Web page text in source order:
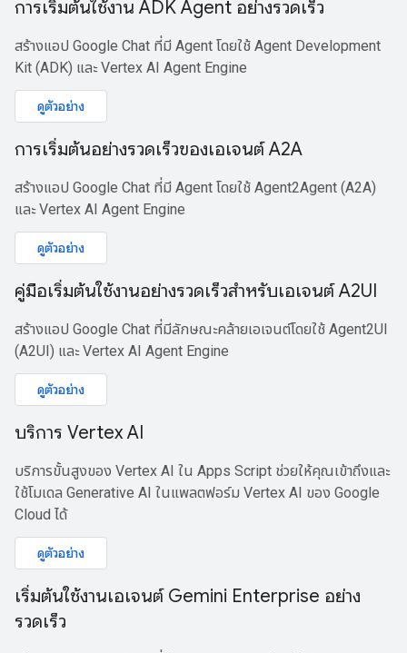
การเริ่มต้นใช้งาน ADK Agent อย่างรวดเร็ว
สร้างแอป Google Chat ที่มี Agent โดยใช้ Agent Development
Kit (ADK) และ Vertex AI Agent Engine
ดูตัวอย่าง
การเริ่มต้นอย่างรวดเร็วของเอเจนต์ A2A
สร้างแอป Google Chat ที่มี Agent โดยใช้ Agent2Agent (A2A)
และ Vertex AI Agent Engine
ดูตัวอย่าง
คู่มือเริ่มต้นใช้งานอย่างรวดเร็วสำหรับเอเจนต์ A2UI
สร้างแอป Google Chat ที่มีลักษณะคล้ายเอเจนต์โดยใช้ Agent2UI
(A2UI) และ Vertex AI Agent Engine
ดูตัวอย่าง
บริการ Vertex AI
บริการขั้นสูงของ Vertex AI ใน Apps Script ช่วยให้คุณเข้าถึงและ
ใช้โมเดล Generative AI ในแพลตฟอร์ม Vertex AI ของ Google
Cloud ได้
ดูตัวอย่าง
เริ่มต้นใช้งานเอเจนต์ Gemini Enterprise อย่าง
รวดเร็ว